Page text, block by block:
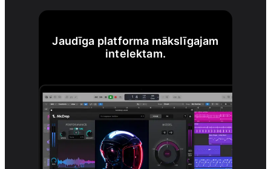
Jaudīga platforma mākslīgajam
intelektam.